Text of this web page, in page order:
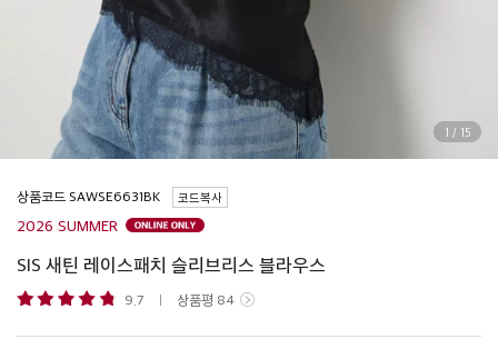
1 / 15
상품코드 코드복사
2026 SUMMER
SIS 새틴 레이스패치 슬리브리스 블라우스
9.7 상품평 84